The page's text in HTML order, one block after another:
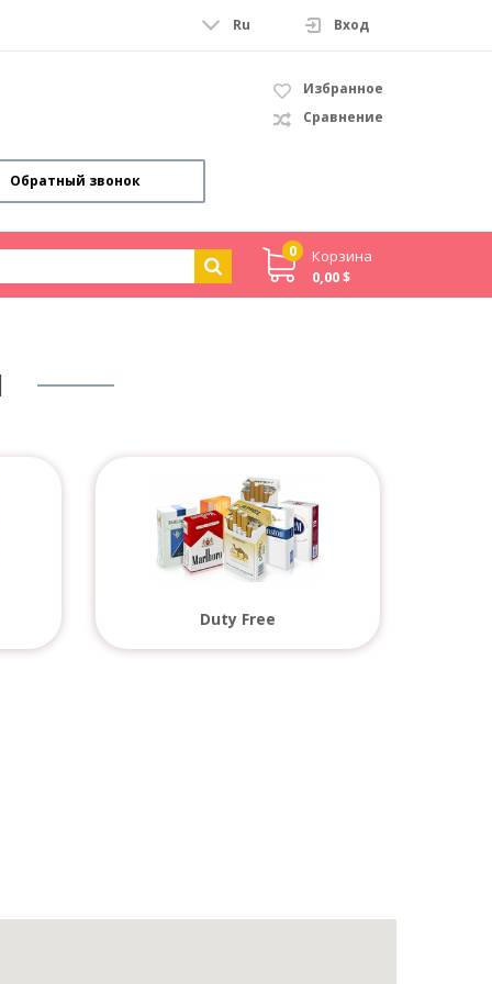
Ru Вход
Избранное
Сравнение
Обратный звонок
0
Корзина
0,00 $
Duty Free